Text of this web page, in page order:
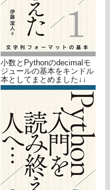
小数とPythonのdecimalモ
ジュールの基本をキンドル
本としてまとめました↓↓